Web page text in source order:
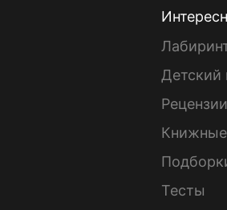
Детский
Тесты